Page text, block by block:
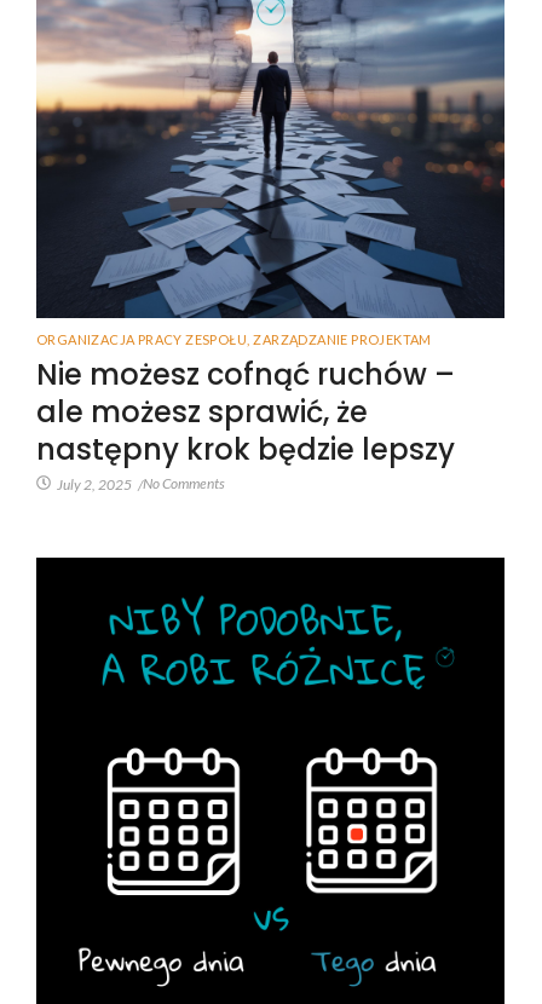
ORGANIZACJA PRACY ZESPOŁU ZARZĄDZANIE PROJEKTAM
Nie możesz cofnąć ruchów –
ale możesz sprawić, że
następny krok będzie lepszy
July 2, 2025 /No Comments